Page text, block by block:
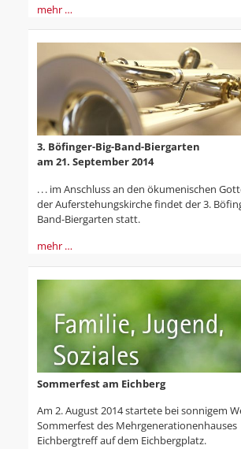
mehr …
3. Böfinger-Big-Band-Biergarten
am 21. September 2014
. . . im Anschluss an den ökumenischen
der Auferstehungs­kirche findet der 3.
Band-Biergarten statt.
mehr …
Sommerfest am Eichberg
Am 2. August 2014 startete bei sonnigem
Sommerfest des Mehrgenerationenhauses
Eichbergtreff auf dem Eichbergplatz.